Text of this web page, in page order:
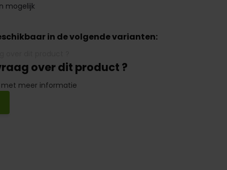
mogelijk
in de volgende varianten:
over dit product ?
met meer informatie